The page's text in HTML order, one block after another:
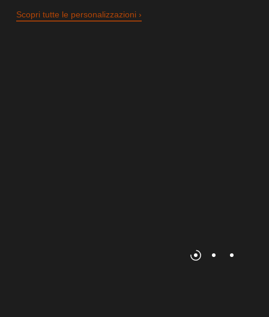
Scopri tutte le personalizzazioni ›